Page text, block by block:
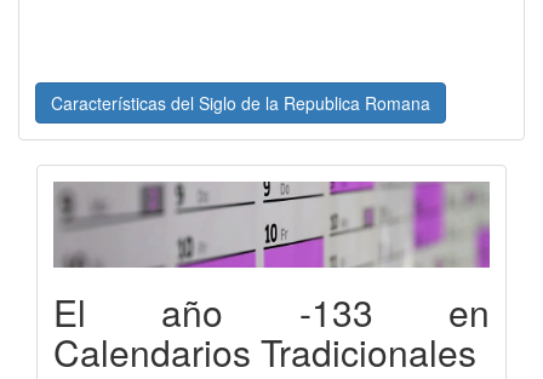
Características del Siglo de la Republica Romana
El año -133 en
Calendarios Tradicionales